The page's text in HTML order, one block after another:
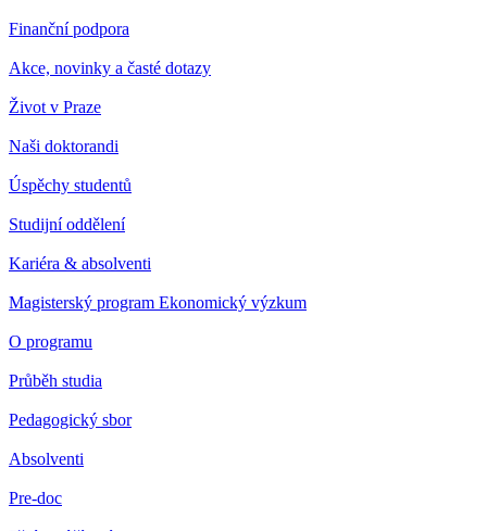
Finanční podpora
Akce, novinky a časté dotazy
Život v Praze
Naši doktorandi
Úspěchy studentů
Studijní oddělení
Kariéra & absolventi
Magisterský program Ekonomický výzkum
O programu
Průběh studia
Pedagogický sbor
Absolventi
Pre-doc